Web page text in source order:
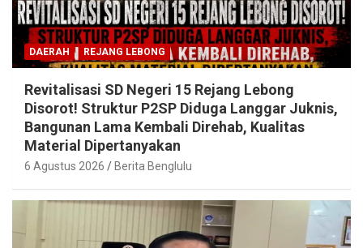
DAERAH REJANG LEBONG
Revitalisasi SD Negeri 15 Rejang Lebong
Disorot! Struktur P2SP Diduga Langgar Juknis,
Bangunan Lama Kembali Direhab, Kualitas
Material Dipertanyakan
6 Agustus 2026 Berita Benglulu